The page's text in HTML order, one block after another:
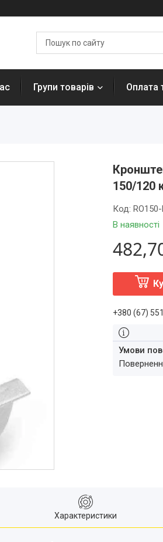
Групи товарів Оплата
150/120
В наявності
Код:
+380 (67)
Характеристики